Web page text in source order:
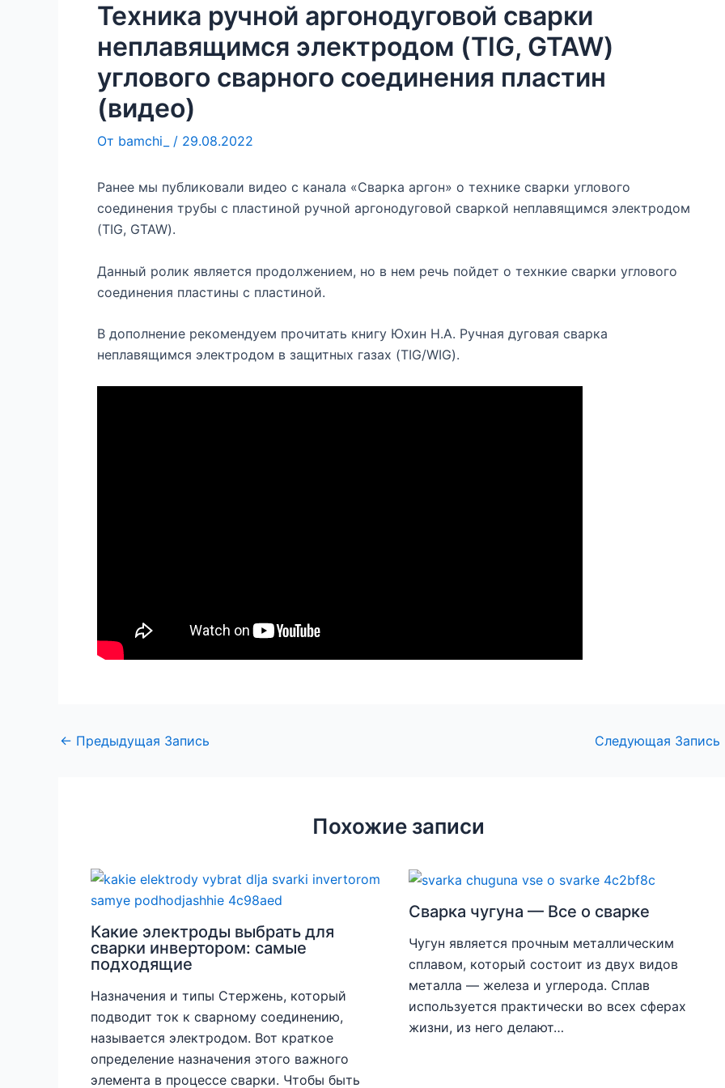
Техника ручной аргонодуговой сварки
неплавящимся электродом (TIG, GTAW)
углового сварного соединения пластин
(видео)
От bamchi_ / 29.08.2022
Ранее мы публиковали видео с канала «Сварка аргон» о технике сварки углового
соединения трубы с пластиной ручной аргонодуговой сваркой неплавящимся электродом
(TIG, GTAW).
Данный ролик является продолжением, но в нем речь пойдет о технкие сварки углового
соединения пластины с пластиной.
В дополнение рекомендуем прочитать книгу Юхин Н.А. Ручная дуговая сварка
неплавящимся электродом в защитных газах (TIG/WIG).
← Предыдущая Запись Следующая Запись
Похожие записи
Какие электроды выбрать для
сварки инвертором: самые
подходящие
Назначения и типы Стержень, который
подводит ток к сварному соединению,
называется электродом. Вот краткое
определение назначения этого важного
элемента в процессе сварки. Чтобы быть
Сварка чугуна — Все о сварке
Чугун является прочным металлическим
сплавом, который состоит из двух видов
металла — железа и углерода. Сплав
используется практически во всех сферах
жизни, из него делают…